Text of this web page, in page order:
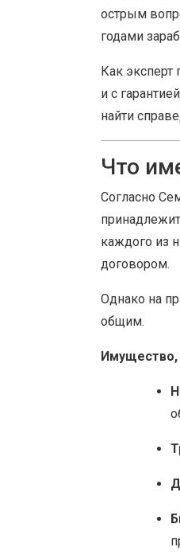
острым
годами
Как эксперт
и с
найти
Что
Согласно
каждого из
договором.
Однако на
общим.